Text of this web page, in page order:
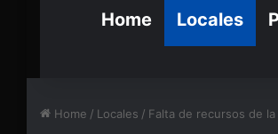
Home Locales
Home / Locales / Falta de recursos de